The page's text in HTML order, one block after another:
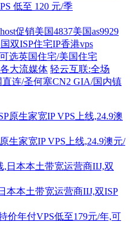
低至 120 元/季
促销美国4837美国as9929
双ISP住宅IP香港vps
选英国住宅/美国住宅
大流媒体 轻云互联:全场
连/圣何塞CN2 GIA/国内镇
生家宽IP VPS上线,24.9澳元/
本本土带宽运营商IIJ,双ISP